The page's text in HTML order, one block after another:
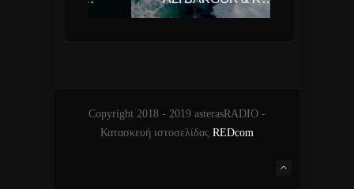
Copyright 2018 - 2019 asterasRADIO -
Κατασκευή ιστοσελίδας REDcom